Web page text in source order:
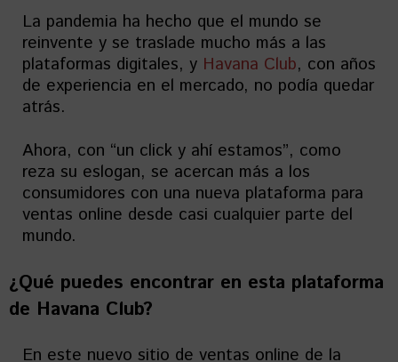
La pandemia ha hecho que el mundo se
reinvente y se traslade mucho más a las
plataformas digitales, y Havana Club, con años
de experiencia en el mercado, no podía quedar
atrás.
Ahora, con “un click y ahí estamos”, como
reza su eslogan, se acercan más a los
consumidores con una nueva plataforma para
ventas online desde casi cualquier parte del
mundo.
¿Qué puedes encontrar en esta plataforma
de Havana Club?
En este nuevo sitio de ventas online de la